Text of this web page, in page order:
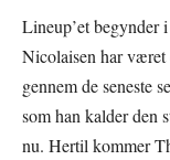
Lineup’et
Nicolaisen har været
gennem de seneste
som han kalder den
nu. Hertil kommer